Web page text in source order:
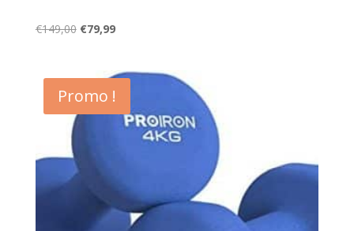
€149,00 Le
était :
€149,00.
€79,99Le
est :
€79,99.
Promo !